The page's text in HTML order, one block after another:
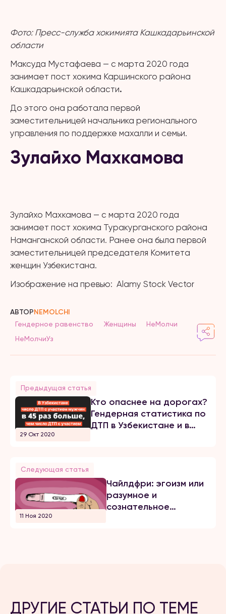
Фото: Пресс-служба хокимията Кашкадарьинской
области
Максуда Мустафаева — с марта 2020 года
занимает пост хокима Каршинского района
Кашкадарьинской области.
До этого она работала первой
заместительницей начальника регионального
управления по поддержке махалли и семьи.
Зулайхо Махкамова
Зулайхо Махкамова — с марта 2020 года
занимает пост хокима Туракурганского района
Наманганской области. Ранее она была первой
заместительницей председателя Комитета
женщин Узбекистана.
Изображение на превью: Alamy Stock Vector
АВТОРNEMOLCHI
Гендерное равенство Женщины
НеМолчи
НеМолчиУз
Предыдущая статья
29 Окт 2020
Кто опаснее на дорогах?
Гендерная статистика по
ДТП в Узбекистане и в
Следующая статья
11 Ноя 2020
Чайлдфри: эгоизм или
разумное и
сознательное
ДРУГИЕ СТАТЬИ ПО ТЕМЕ